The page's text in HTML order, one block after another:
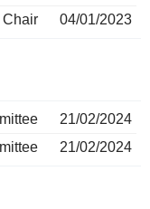
Chair
04/01/2023
21/02/2024
21/02/2024